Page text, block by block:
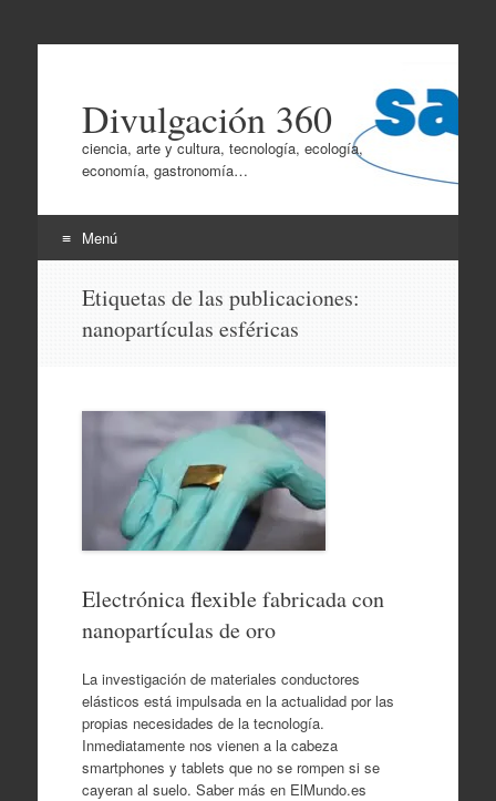
Divulgación 360
ciencia, arte y cultura, tecnología, ecología,
economía, gastronomía…
Menú
contenido
Etiquetas de las publicaciones:
nanopartículas esféricas
Electrónica flexible fabricada con
nanopartículas de oro
La investigación de materiales conductores
elásticos está impulsada en la actualidad por las
propias necesidades de la tecnología.
Inmediatamente nos vienen a la cabeza
smartphones y tablets que no se rompen si se
cayeran al suelo. Saber más en ElMundo.es